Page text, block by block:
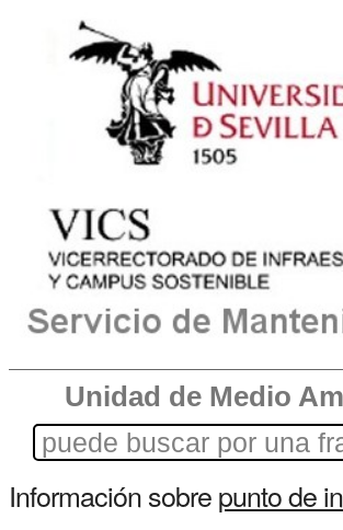
Unidad de Medio
Información sobrepunto de